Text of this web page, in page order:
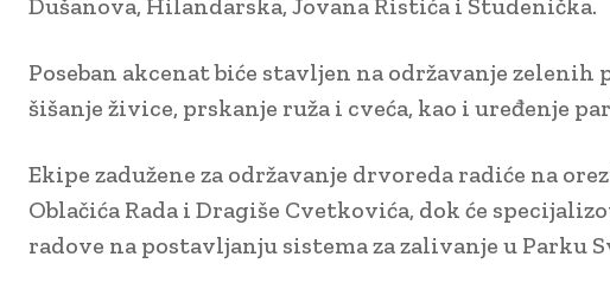
Dušanova, Hilandarska, Jovana Ristića i Studenička.
Poseban akcenat biće stavljen na održavanje
šišanje živice, prskanje ruža i cveća, kao i uređenje
Ekipe zadužene za održavanje drvoreda radiće na
Oblačića Rada i Dragiše Cvetkovića, dok će
radove na postavljanju sistema za zalivanje u Parku